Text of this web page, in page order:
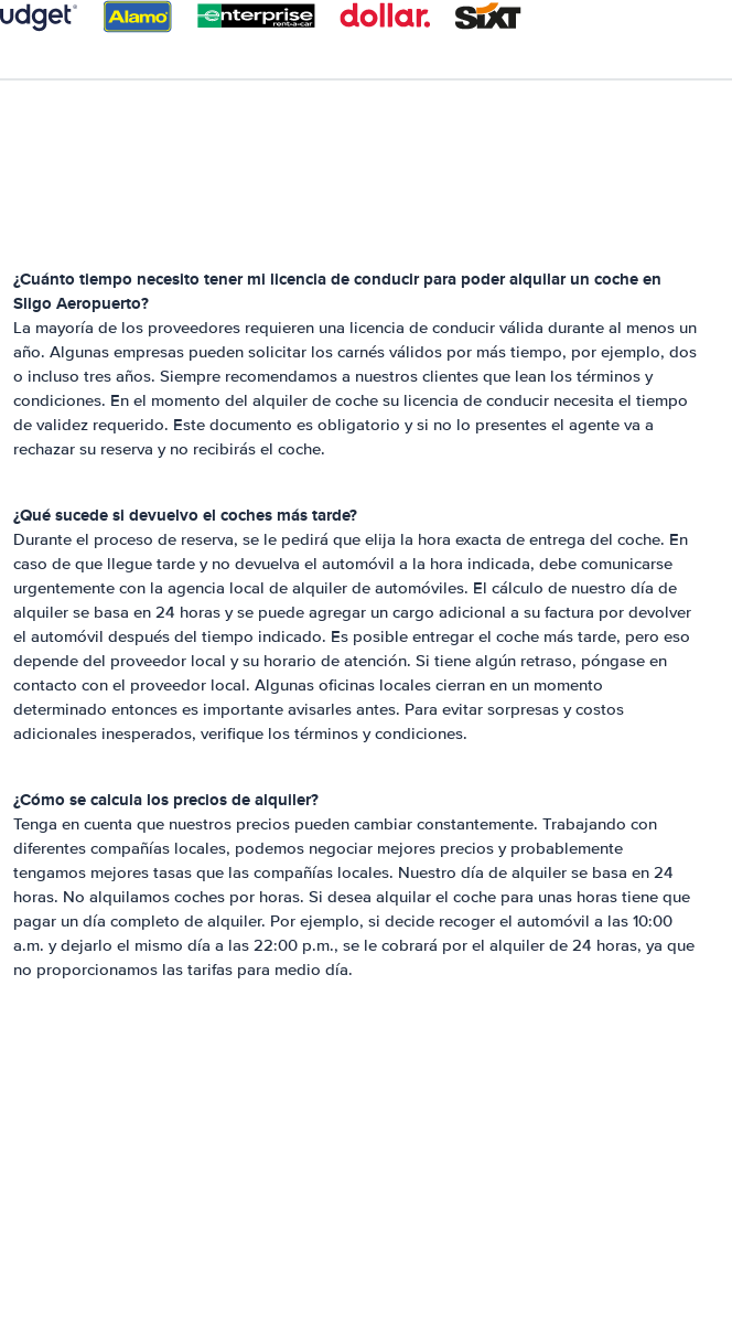
¿Cuánto tiempo necesito tener mi licencia de conducir para poder alquilar un coche en
Sligo Aeropuerto?
La mayoría de los proveedores requieren una licencia de conducir válida durante al menos un
año. Algunas empresas pueden solicitar los carnés válidos por más tiempo, por ejemplo, dos
o incluso tres años. Siempre recomendamos a nuestros clientes que lean los términos y
condiciones. En el momento del alquiler de coche su licencia de conducir necesita el tiempo
de validez requerido. Este documento es obligatorio y si no lo presentes el agente va a
rechazar su reserva y no recibirás el coche.
¿Qué sucede si devuelvo el coches más tarde?
Durante el proceso de reserva, se le pedirá que elija la hora exacta de entrega del coche. En
caso de que llegue tarde y no devuelva el automóvil a la hora indicada, debe comunicarse
urgentemente con la agencia local de alquiler de automóviles. El cálculo de nuestro día de
alquiler se basa en 24 horas y se puede agregar un cargo adicional a su factura por devolver
el automóvil después del tiempo indicado. Es posible entregar el coche más tarde, pero eso
depende del proveedor local y su horario de atención. Si tiene algún retraso, póngase en
contacto con el proveedor local. Algunas oficinas locales cierran en un momento
determinado entonces es importante avisarles antes. Para evitar sorpresas y costos
adicionales inesperados, verifique los términos y condiciones.
¿Cómo se calcula los precios de alquiler?
Tenga en cuenta que nuestros precios pueden cambiar constantemente. Trabajando con
diferentes compañías locales, podemos negociar mejores precios y probablemente
tengamos mejores tasas que las compañías locales. Nuestro día de alquiler se basa en 24
horas. No alquilamos coches por horas. Si desea alquilar el coche para unas horas tiene que
pagar un día completo de alquiler. Por ejemplo, si decide recoger el automóvil a las 10:00
a.m. y dejarlo el mismo día a las 22:00 p.m., se le cobrará por el alquiler de 24 horas, ya que
no proporcionamos las tarifas para medio día.